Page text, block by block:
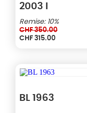
2003 I
CHF350.00
était :
CHF 315.00
est :
Remise: 10%
BL 1963